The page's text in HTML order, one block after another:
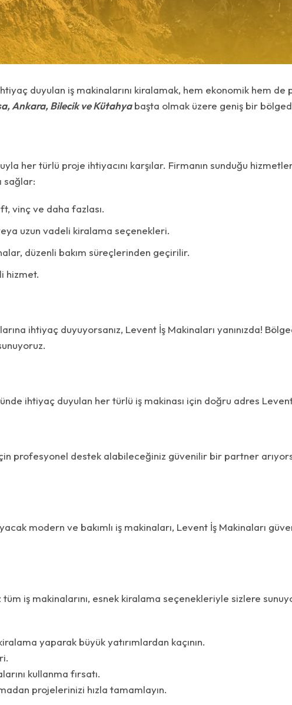
duyulan iş makinalarını kiralamak, hem ekonomik hem de
Ankara, Bilecik ve Kütahya başta olmak üzere geniş bir
her türlü proje ihtiyacını karşılar. Firmanın sunduğu
sağlar:
vinç ve daha fazlası.
uzun vadeli kiralama seçenekleri.
düzenli bakım süreçlerinden geçirilir.
hizmet.
ihtiyaç duyuyorsanız, Levent İş Makinaları yanınızda!
ihtiyaç duyulan her türlü iş makinası için doğru adres
profesyonel destek alabileceğiniz güvenilir bir partner
modern ve bakımlı iş makinaları, Levent İş Makinaları
iş makinalarını, esnek kiralama seçenekleriyle sizlere
yaparak büyük yatırımlardan kaçının.
kullanma fırsatı.
projelerinizi hızla tamamlayın.